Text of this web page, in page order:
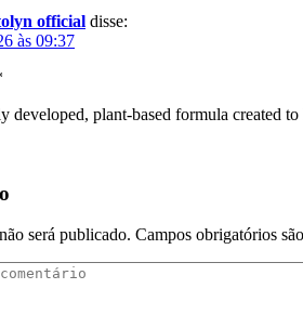
official disse:
às 09:37
developed, plant-based formula created
será publicado. Campos obrigatórios